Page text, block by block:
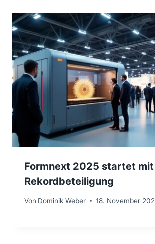
Formnext 2025 startet mit
Rekordbeteiligung
Von Dominik Weber 18. November